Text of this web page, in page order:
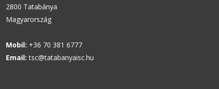
2800 Tatabánya
Magyarország
Mobil: +36 70 381 6777
Email: tsc@tatabanyaisc.hu